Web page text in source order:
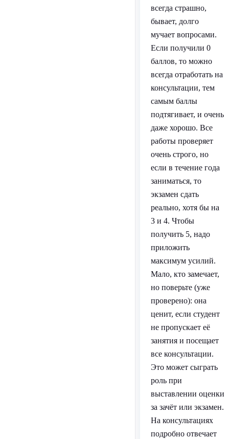
всегда страшно,
бывает, долго
мучает вопросами.
Если получили 0
баллов, то можно
всегда отработать на
консультации, тем
самым баллы
подтягивает, и очень
даже хорошо. Все
работы проверяет
очень строго, но
если в течение года
заниматься, то
экзамен сдать
реально, хотя бы на
3 и 4. Чтобы
получить 5, надо
приложить
максимум усилий.
Мало, кто замечает,
но поверьте (уже
проверено): она
ценит, если студент
не пропускает её
занятия и посещает
все консультации.
Это может сыграть
роль при
выставлении оценки
за зачёт или экзамен.
На консультациях
подробно отвечает